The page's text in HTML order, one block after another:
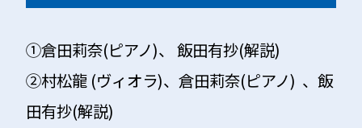
①倉田莉奈(ピアノ)、 飯田有抄(解説)
②村松龍 (ヴィオラ)、倉田莉奈(ピアノ) 、飯
田有抄(解説)